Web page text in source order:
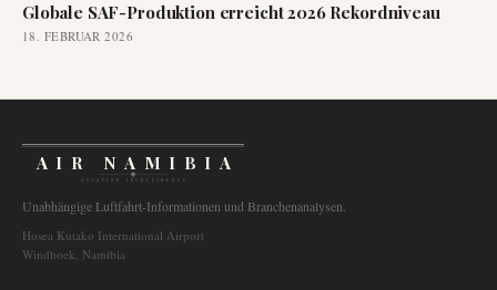
Globale SAF-Produktion erreicht 2026 Rekordniveau
18. FEBRUAR 2026
AIR NAMIBIA
AVIATION INTELLIGENCE
Unabhängige Luftfahrt-Informationen und Branchenanalysen.
Hosea Kutako International Airport
Windhoek, Namibia